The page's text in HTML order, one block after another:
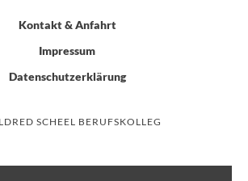
Kontakt & Anfahrt
Impressum
Datenschutzerklärung
SCHEEL BERUFSKOLLEG